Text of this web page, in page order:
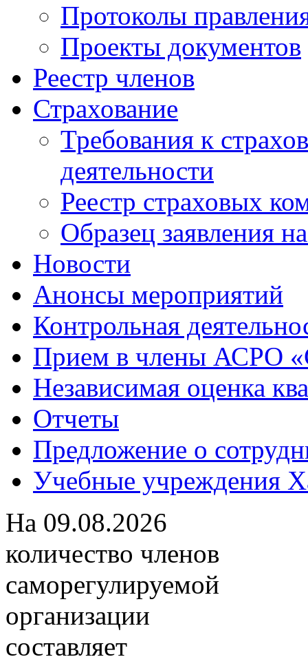
Протоколы
Проекты документов
Реестр членов
Страхование
Требования к
деятельности
Реестр страховых
Образец заявления
Новости
Анонсы мероприятий
Контрольная
Прием в члены АСРО
Независимая оценка
Отчеты
Предложение о
Учебные учреждения
На 09.08.2026
количество членов
саморегулируемой
организации
составляет